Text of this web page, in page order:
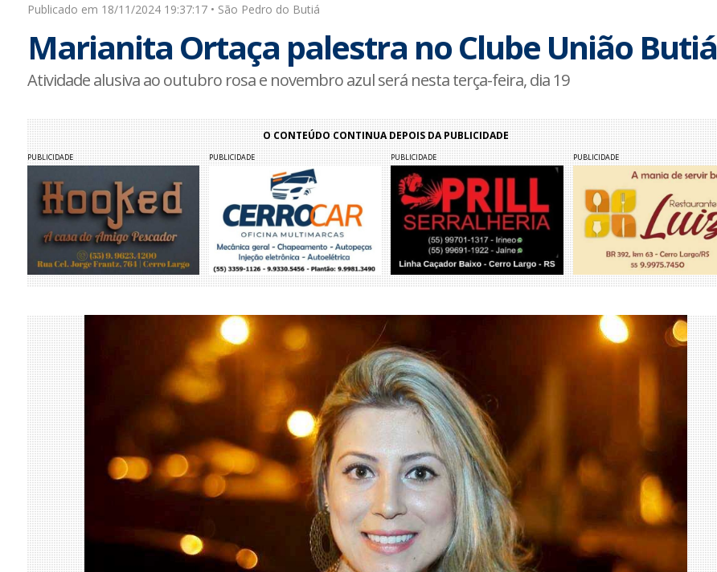
Publicado em 18/11/2024 19:37:17 • São Pedro do Butiá
Marianita Ortaça palestra no Clube União Butiá
Atividade alusiva ao outubro rosa e novembro azul será nesta terça-feira, dia 19
O CONTEÚDO CONTINUA DEPOIS DA PUBLICIDADE
PUBLICIDADE PUBLICIDADE PUBLICIDADE PUBLICIDADE